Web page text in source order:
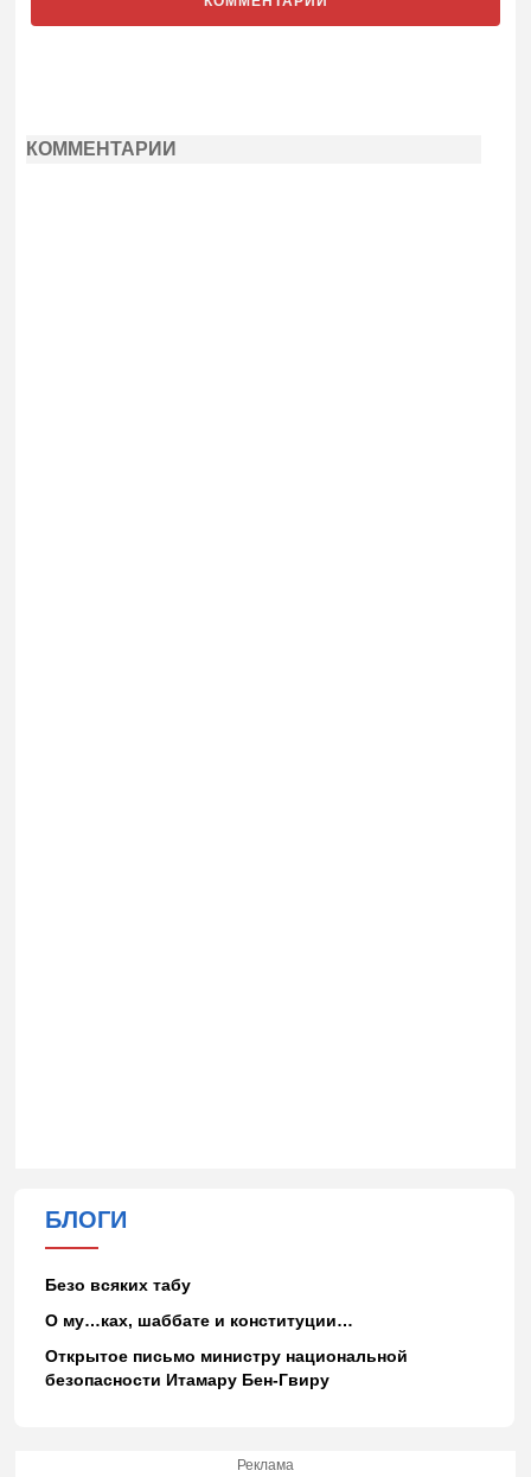
КОММЕНТАРИИ
БЛОГИ
Безо всяких табу
О му…ках, шаббате и конституции…
Открытое письмо министру национальной
безопасности Итамару Бен-Гвиру
Реклама